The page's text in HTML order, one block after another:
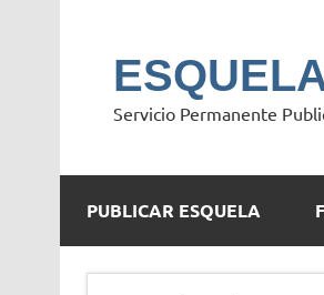
Servicio Permanente
PUBLICAR ESQUELA